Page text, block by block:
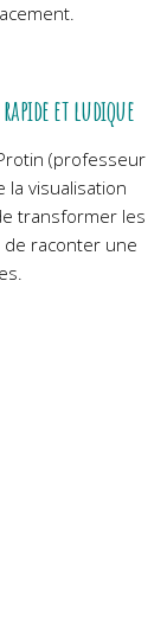
et ludique
(professeur
la visualisation
transformer les
raconter une